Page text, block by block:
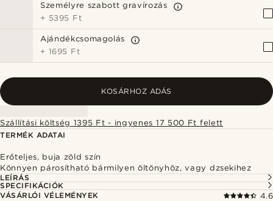
Személyre szabott gravírozás
+ 5395 Ft
Ajándékcsomagolás
+ 1695 Ft
KOSÁRHOZ ADÁS
Szállítási költség 1395 Ft - ingyenes 17 500 Ft felett
TERMÉK ADATAI
Erőteljes, buja zöld szín
Könnyen párosítható bármilyen öltönyhöz, vagy dzsekihez
LEÍRÁS
SPECIFIKÁCIÓK
VÁSÁRLÓI VÉLEMÉNYEK
4.6